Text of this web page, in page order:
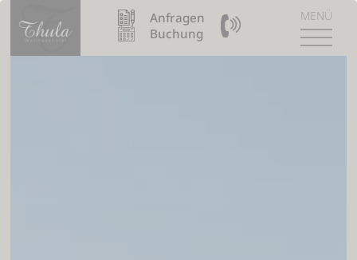
Anfragen
Buchung
09904 / 8110990MENÜ